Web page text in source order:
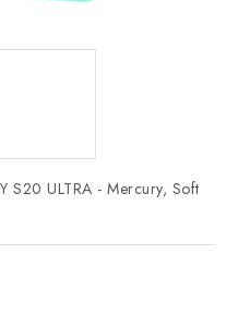
S20 ULTRA - Mercury, Soft